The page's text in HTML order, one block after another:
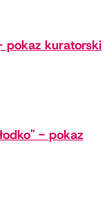
pokaz kuratorski
- pokaz